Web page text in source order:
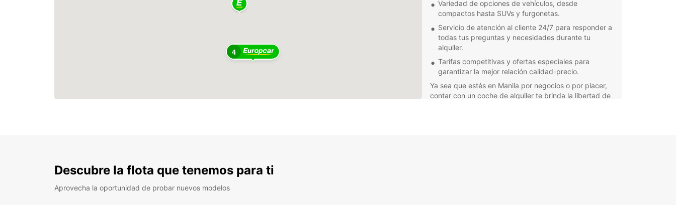
4
Variedad de opciones de vehículos, desde
compactos hasta SUVs y furgonetas.
Servicio de atención al cliente 24/7 para responder a
todas tus preguntas y necesidades durante tu
alquiler.
Tarifas competitivas y ofertas especiales para
garantizar la mejor relación calidad-precio.
Ya sea que estés en Manila por negocios o por placer,
contar con un coche de alquiler te brinda la libertad de
Descubre la flota que tenemos para ti
Aprovecha la oportunidad de probar nuevos modelos